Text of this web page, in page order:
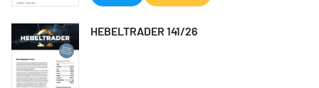
HEBELTRADER 141/26